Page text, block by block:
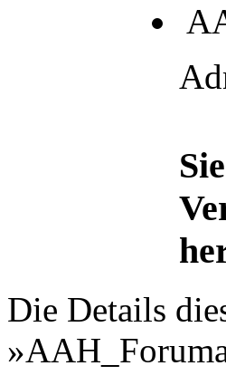
Die Details